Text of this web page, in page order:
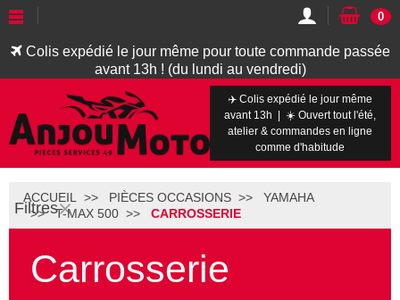
Colis expédié le jour même pour toute commande passée
avant 13h ! (du lundi au vendredi)
0
✈️ Colis expédié le jour même
avant 13h | ☀️ Ouvert tout l'été,
atelier & commandes en ligne
comme d'habitude
Filtres
ACCUEIL PIÈCES OCCASIONS
YAMAHA
T-MAX 500
CARROSSERIE
Carrosserie